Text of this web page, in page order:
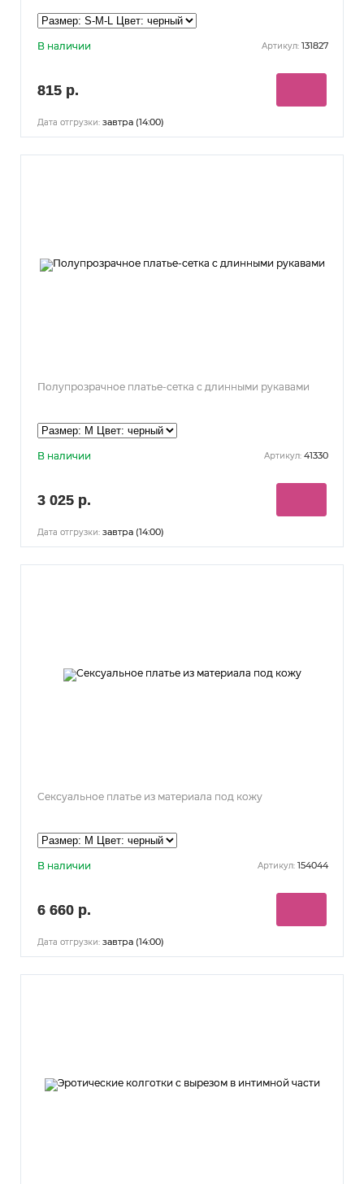
В наличии Артикул: 131827
815 р.
Дата отгрузки: завтра (14:00)
Полупрозрачное платье-сетка с длинными рукавами
В наличии Артикул: 41330
3 025 р.
Дата отгрузки: завтра (14:00)
Сексуальное платье из материала под кожу
В наличии Артикул: 154044
6 660 р.
Дата отгрузки: завтра (14:00)